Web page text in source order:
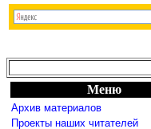
Меню
Архив материалов
Проекты наших читателей